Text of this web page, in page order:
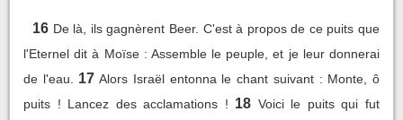
16 De là, ils gagnèrent Beer. C'est à propos de ce puits que
l'Eternel dit à Moïse : Assemble le peuple, et je leur donnerai
de l'eau.
17 Alors Israël entonna le chant suivant : Monte, ô
puits ! Lancez des acclamations ! 18 Voici le puits qui fut